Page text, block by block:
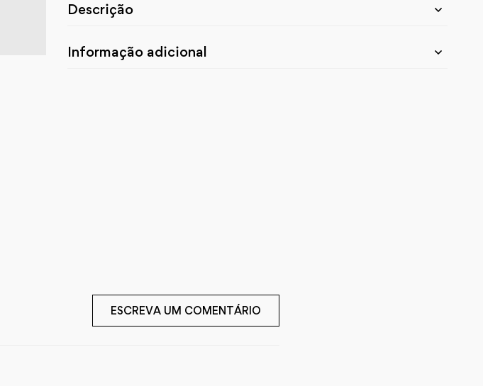
Descrição
Informação adicional
ESCREVA UM COMENTÁRIO